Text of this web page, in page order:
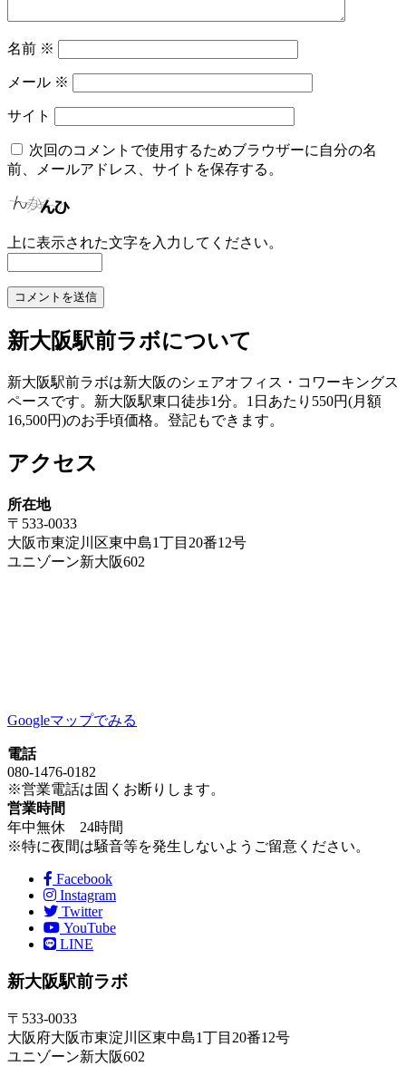
名前 ※
メール ※
サイト
次回のコメントで使用するためブラウザーに自分の名
前、メールアドレス、サイトを保存する。
上に表示された文字を入力してください。
新大阪駅前ラボについて
新大阪駅前ラボは新大阪のシェアオフィス・コワーキングス
ペースです。新大阪駅東口徒歩1分。1日あたり550円(月額
16,500円)のお手頃価格。登記もできます。
アクセス
所在地
〒533-0033
大阪市東淀川区東中島1丁目20番12号
ユニゾーン新大阪602
Googleマップでみる
電話
080-1476-0182
※営業電話は固くお断りします。
営業時間
年中無休 24時間
※特に夜間は騒音等を発生しないようご留意ください。
Facebook
Instagram
Twitter
YouTube
LINE
新大阪駅前ラボ
〒533-0033
大阪府大阪市東淀川区東中島1丁目20番12号
ユニゾーン新大阪602